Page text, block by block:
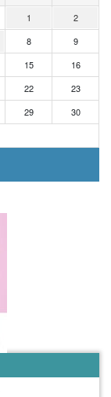
1
2
8
9
15
16
22
23
29
30